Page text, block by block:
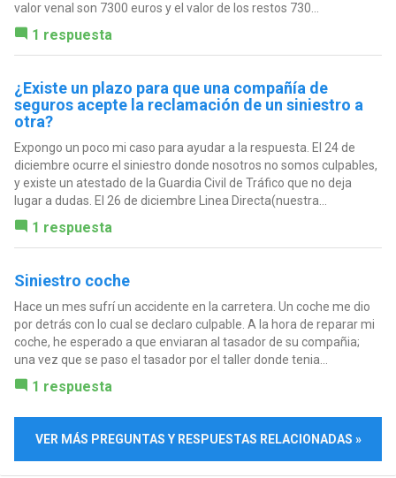
valor venal son 7300 euros y el valor de los restos 730...
1 respuesta
¿Existe un plazo para que una compañía de
seguros acepte la reclamación de un siniestro a
otra?
Expongo un poco mi caso para ayudar a la respuesta. El 24 de
diciembre ocurre el siniestro donde nosotros no somos culpables,
y existe un atestado de la Guardia Civil de Tráfico que no deja
lugar a dudas. El 26 de diciembre Linea Directa(nuestra...
1 respuesta
Siniestro coche
Hace un mes sufrí un accidente en la carretera. Un coche me dio
por detrás con lo cual se declaro culpable. A la hora de reparar mi
coche, he esperado a que enviaran al tasador de su compañia;
una vez que se paso el tasador por el taller donde tenia...
1 respuesta
VER MÁS PREGUNTAS Y RESPUESTAS RELACIONADAS »